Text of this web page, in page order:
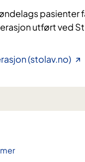
pasienter
utført ved
(stolav.no)